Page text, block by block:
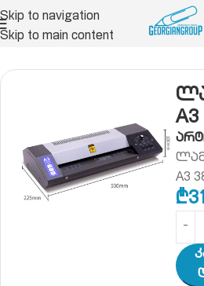
Skip to navigation
Skip to main content
და სახარჯი
A3
A3
₾